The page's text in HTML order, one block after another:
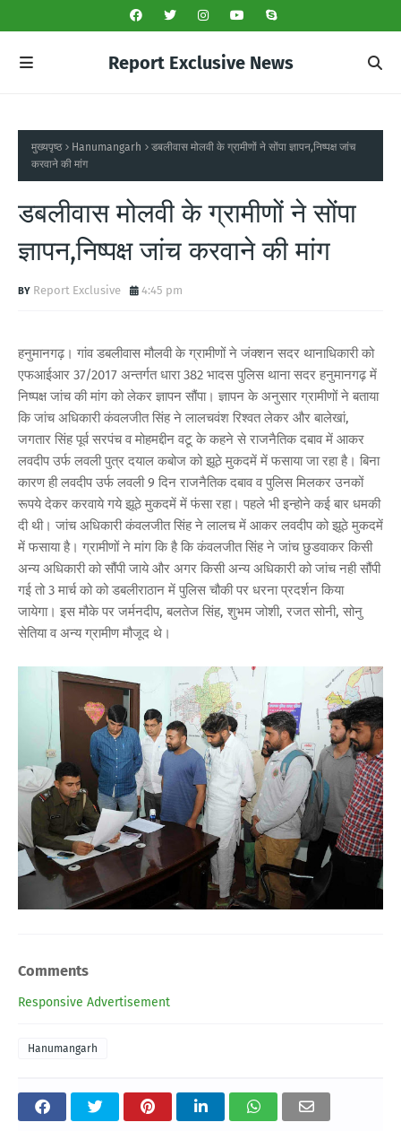
Report Exclusive News
मुख्यपृष्ठ Hanumangarh
डबलीवास मोलवी के ग्रामीणों ने सोंपा ज्ञापन,निष्पक्ष जांच
करवाने की मांग
डबलीवास मोलवी के ग्रामीणों ने सोंपा
ज्ञापन,निष्पक्ष जांच करवाने की मांग
Report Exclusive 4:45 pm
हनुमानगढ़। गांव डबलीवास मौलवी के ग्रामीणों ने जंक्शन सदर थानाधिकारी को
एफआईआर 37/2017 अन्तर्गत धारा 382 भादस पुलिस थाना सदर हनुमानगढ़ में
निष्पक्ष जांच की मांग को लेकर ज्ञापन सौंपा। ज्ञापन के अनुसार ग्रामीणों ने बताया
कि जांच अधिकारी कंवलजीत सिंह ने लालचवंश रिश्वत लेकर और बालेखां,
जगतार सिंह पूर्व सरपंच व मोहमद्दीन वटू के कहने से राजनैतिक दबाव में आकर
लवदीप उर्फ लवली पुत्र दयाल कबोज को झूठे मुकदमें में फसाया जा रहा है। बिना
कारण ही लवदीप उर्फ लवली 9 दिन राजनैतिक दबाव व पुलिस मिलकर उनकों
रूपये देकर करवाये गये झूठे मुकदमें में फंसा रहा। पहले भी इन्होने कई बार धमकी
दी थी। जांच अधिकारी कंवलजीत सिंह ने लालच में आकर लवदीप को झूठे मुकदमें
में फसाया है। ग्रामीणों ने मांग कि है कि कंवलजीत सिंह ने जांच छुडवाकर किसी
अन्य अधिकारी को सौंपी जाये और अगर किसी अन्य अधिकारी को जांच नही सौंपी
गई तो 3 मार्च को को डबलीराठान में पुलिस चौकी पर धरना प्रदर्शन किया
जायेगा। इस मौके पर जर्मनदीप, बलतेज सिंह, शुभम जोशी, रजत सोनी, सोनु
सेतिया व अन्य ग्रामीण मौजूद थे।
Comments
Responsive Advertisement
Hanumangarh